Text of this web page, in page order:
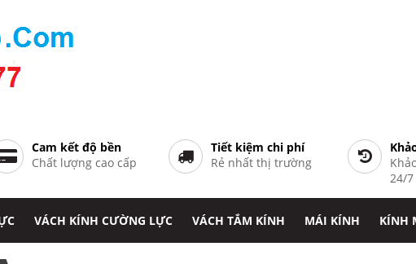
Cam kết độ bền
Chất lượng cao cấp
Tiết kiệm chi phí
Rẻ nhất thị trường
24/7
VÁCH KÍNH CƯỜNG LỰC VÁCH TẮM KÍNH MÁI KÍNH KÍNH